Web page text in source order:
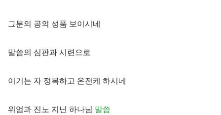
그분의 공의 성품 보이시네
말씀의 심판과 시련으로
이기는 자 정복하고 온전케 하시네
위엄과 진노 지닌 하나님 말씀